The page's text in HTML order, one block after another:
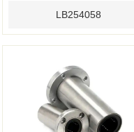
LB254058